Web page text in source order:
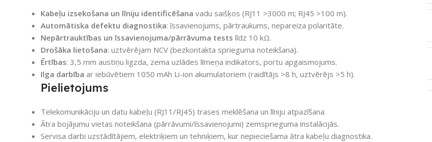
Kabeļu izsekošana un līniju identificēšana vadu saišķos (RJ11 >3000 m; RJ45 >100 m).
Automātiska defektu diagnostika: īssavienojums, pārtraukums, nepareiza polaritāte.
Nepārtrauktības un īssavienojuma/pārrāvuma tests līdz 10 kΩ.
Drošāka lietošana: uztvērējam NCV (bezkontakta sprieguma noteikšana).
Ērtības: 3,5 mm austiņu ligzda, zema uzlādes līmeņa indikators, portu apgaismojums.
Ilga darbība ar iebūvētiem 1050 mAh Li-ion akumulatoriem (raidītājs >8 h, uztvērējs >5 h).
Pielietojums
Telekomunikāciju un datu kabeļu (RJ11/RJ45) trases meklēšana un līniju atpazīšana.
Ātra bojājumu vietas noteikšana (pārrāvumi/īssavienojumi) zemsprieguma instalācijās.
Servisa darbi uzstādītājiem, elektriķiem un tehniķiem, kur nepieciešama ātra kabeļu diagnostika.